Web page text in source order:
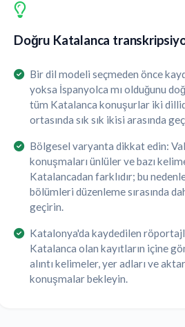
Doğru Katalanca
Bir dil modeli seçmeden önce
yoksa İspanyolca mı olduğunu
tüm Katalanca konuşurlar iki
ortasında sık sık ikisi arasında
Bölgesel varyanta dikkat edin:
konuşmaları ünlüler ve bazı
Katalancadan farklıdır; bu
bölümleri düzenleme sırasında
geçirin.
Katalonya'da kaydedilen
Katalanca olan kayıtların içine
alıntı kelimeler, yer adları ve
konuşmalar bekleyin.